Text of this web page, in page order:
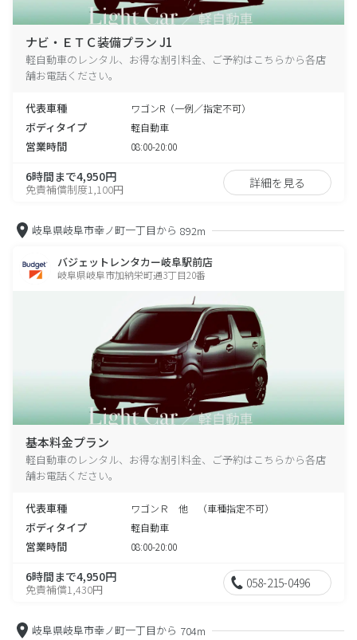
ナビ・ＥＴＣ装備プラン J1
軽自動車のレンタル、お得な割引料金、ご予約はこちらから各店
舗お電話ください。
代表車種 ワゴンR（一例／指定不可）
ボディタイプ 軽自動車
営業時間 08:00-20:00
6時間まで4,950円
免責補償制度1,100円 詳細を見る
岐阜県岐阜市幸ノ町一丁目から 892m
バジェットレンタカー岐阜駅前店
岐阜県岐阜市加納栄町通3丁目20番
基本料金プラン
軽自動車のレンタル、お得な割引料金、ご予約はこちらから各店
舗お電話ください。
代表車種 ワゴンＲ 他 （車種指定不可）
ボディタイプ 軽自動車
営業時間 08:00-20:00
6時間まで4,950円
免責補償1,430円 058-215-0496
岐阜県岐阜市幸ノ町一丁目から 704m